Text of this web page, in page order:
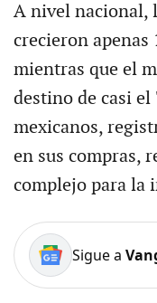
A nivel nacional,
crecieron apenas
mientras que el
destino de casi el
mexicanos,
en sus compras,
complejo para la
Sigue a